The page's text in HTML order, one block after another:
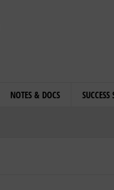
NOTES & DOCS SUCCESS